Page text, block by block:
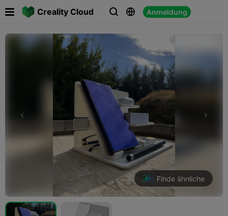
Creality Cloud   Anmeldung
Finde ähnliche